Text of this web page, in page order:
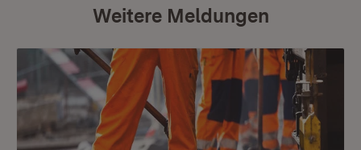
Weitere Meldungen